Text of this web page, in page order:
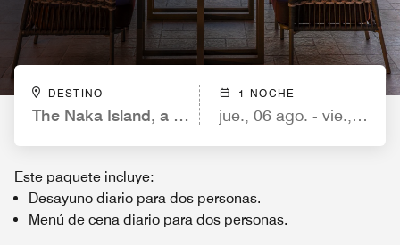
DESTINO
The Naka Island, a Luxury Collection Resort &
1 NOCHE
jue., 06 ago. - vie., 07
Este paquete incluye:
Desayuno diario para dos personas.
Menú de cena diario para dos personas.